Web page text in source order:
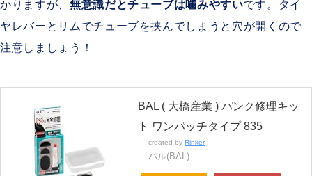
かりますが、 無意識だとチューブは噛みやすいです。タイ
ヤレバーとリムでチューブを挟んでしまうと穴が開くので
注意しましょう！
BAL ( 大橋産業 ) パンク修理キッ
ト ワンパッチタイプ 835
created by Rinker
バル(BAL)